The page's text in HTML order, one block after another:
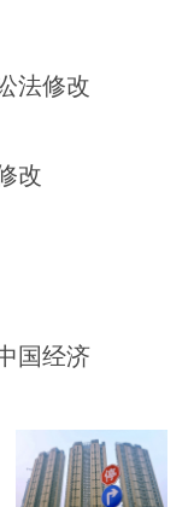
法修改
改
国经济